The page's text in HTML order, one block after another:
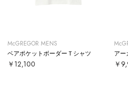
McGREGOR MENS
ベアポケットボーダーＴシャツ
￥12,100
アー
￥